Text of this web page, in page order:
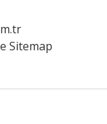
Sitemap